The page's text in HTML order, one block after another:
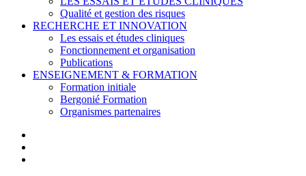
Qualité et gestion des risques
RECHERCHE ET INNOVATION
Les essais et études cliniques
Fonctionnement et organisation
Publications
ENSEIGNEMENT & FORMATION
Formation initiale
Bergonié Formation
Organismes partenaires